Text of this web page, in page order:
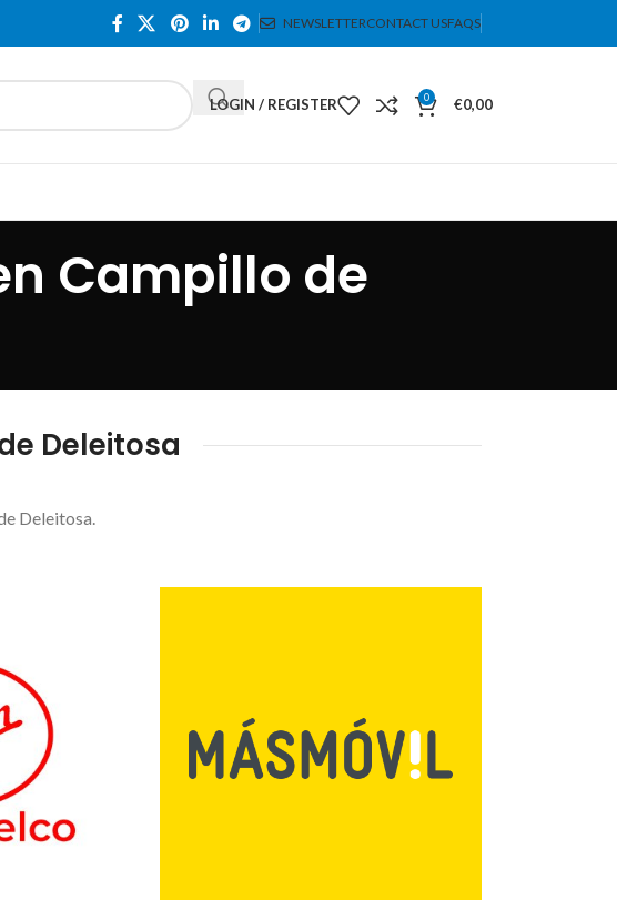
NEWSLETTERCONTACT USFAQS
LOGIN / REGISTER 0 €0,00
Campillo de
de Deleitosa
Deleitosa.